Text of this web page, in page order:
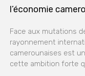
l’économie
Face aux mutations
rayonnement
camerounaises est
cette ambition forte